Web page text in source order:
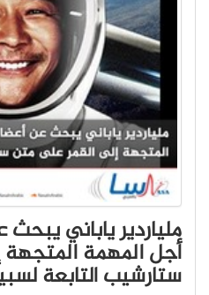
ملياردير ياباني
أجل المهمة
ستارشيب التابعة